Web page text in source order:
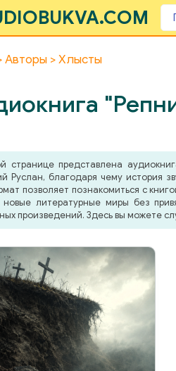
Авторы Хлысты
странице представлена
Руслан, благодаря чему история
позволяет познакомиться с
литературные миры без
произведений. Здесь вы можете